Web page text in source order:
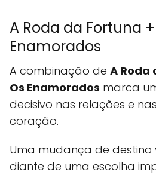
A Roda da Fortuna
Enamorados
A combinação de A Roda
Os Enamorados marca
decisivo nas relações e
coração.
Uma mudança de
diante de uma escolha